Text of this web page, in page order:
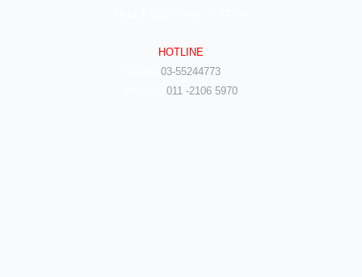
HOTLINE
03-55244773
011 -2106 5970